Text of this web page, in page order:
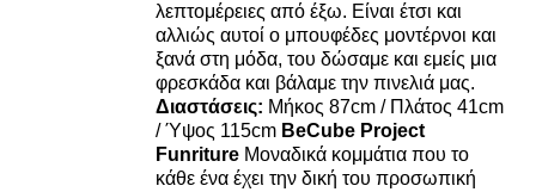
λεπτομέρειες από έξω. Είναι έτσι και
αλλιώς αυτοί ο μπουφέδες μοντέρνοι και
ξανά στη μόδα, του δώσαμε και εμείς μια
φρεσκάδα και βάλαμε την πινελιά μας.
Διαστάσεις: Μήκος 87cm / Πλάτος 41cm
/ Ύψος 115cm BeCube Project
Funriture Μοναδικά κομμάτια που το
κάθε ένα έχει την δική του προσωπική